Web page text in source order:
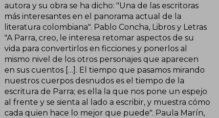
autora y su obra se ha dicho: "Una de las escritoras
más interesantes en el panorama actual de la
literatura colombiana". Pablo Concha, Libros y Letras
"A Parra, creo, le interesa retomar aspectos de su
vida para convertirlos en ficciones y ponerlos al
mismo nivel de los otros personajes que aparecen
en sus cuentos […]. El tiempo que pasamos mirando
nuestros cuerpos desnudos es el tiempo de la
escritura de Parra; es ella la que nos pone un espejo
al frente y se sienta al lado a escribir, y muestra cómo
cada quien hace lo mejor que puede". Paula Marín,